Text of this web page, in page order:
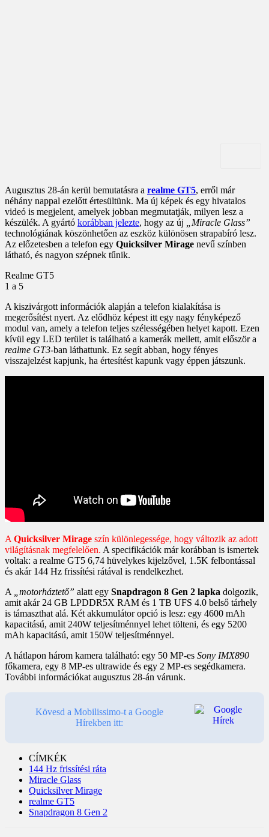
Augusztus 28-án kerül bemutatásra a realme GT5, erről már
néhány nappal ezelőtt értesültünk. Ma új képek és egy hivatalos
videó is megjelent, amelyek jobban megmutatják, milyen lesz a
készülék. A gyártó korábban jelezte, hogy az új
„Miracle Glass”
technológiának köszönhetően az eszköz különösen strapabíró lesz.
Az előzetesben a telefon egy Quicksilver Mirage nevű színben
látható, és nagyon szépnek tűnik.
Realme GT5
1 a 5
A kiszivárgott információk alapján a telefon kialakítása is
megerősítést nyert. Az elődhöz képest itt egy nagy fényképező
modul van, amely a telefon teljes szélességében helyet kapott. Ezen
kívül egy LED terület is található a kamerák mellett, amit először a
realme GT3-ban láthattunk. Ez segít abban, hogy fényes
visszajelzést kapjunk, ha értesítést kapunk vagy éppen játszunk.
A Quicksilver Mirage szín különlegessége, hogy változik az adott
világításnak megfelelően. A specifikációk már korábban is ismertek
voltak: a realme GT5 6,74 hüvelykes kijelzővel, 1.5K felbontással
és akár 144 Hz frissítési rátával is rendelkezhet.
A
„motorháztető” alatt egy Snapdragon 8 Gen 2 lapka dolgozik,
amit akár 24 GB LPDDR5X RAM és 1 TB UFS 4.0 belső tárhely
is támaszthat alá. Két akkumulátor opció is lesz: egy 4600 mAh
kapacitású, amit 240W teljesítménnyel lehet tölteni, és egy 5200
mAh kapacitású, amit 150W teljesítménnyel.
A hátlapon három kamera található: egy 50 MP-es Sony IMX890
főkamera, egy 8 MP-es ultrawide és egy 2 MP-es segédkamera.
További információkat augusztus 28-án várunk.
Kövesd a Mobilissimo-t a Google
Hírekben itt:
CÍMKÉK
144 Hz frissítési ráta
Miracle Glass
Quicksilver Mirage
realme GT5
Snapdragon 8 Gen 2